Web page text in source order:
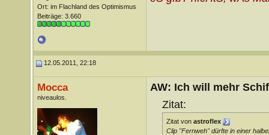
Ort: im Flachland des Optimismus
Beiträge: 3.660
12.05.2011, 22:18
Mocca
niveaulos.
AW: Ich will mehr
Zitat:
Zitat von astroflex
Clip "Fernweh" dürfte in einer